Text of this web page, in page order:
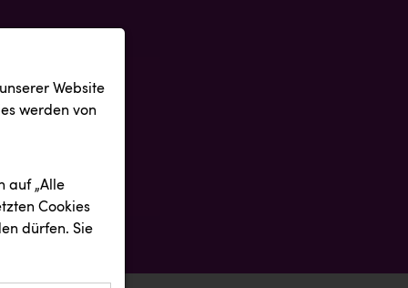
Website
werden von
auf „Alle
Cookies
dürfen. Sie